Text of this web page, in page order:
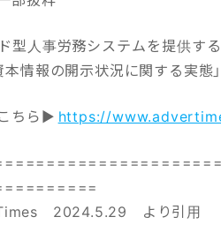
型人事労務システムを提供す
本情報の開示状況に関する実態
ちら▶ https://
2024.5.29 より引用